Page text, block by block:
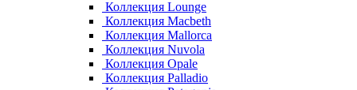
Коллекция Lounge
Коллекция Macbeth
Коллекция Mallorca
Коллекция Nuvola
Коллекция Opale
Коллекция Palladio